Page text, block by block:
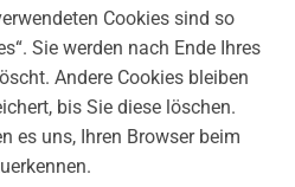
Cookies sind so
Sie werden nach Ende Ihres
Andere Cookies bleiben
bis Sie diese löschen.
es uns, Ihren Browser beim